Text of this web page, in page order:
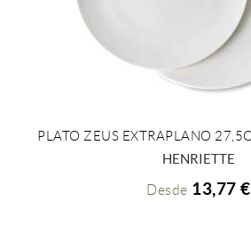
+ INFO
PLATO ZEUS EXTRAPLANO
HENRIETTE
Desde 13,77 €